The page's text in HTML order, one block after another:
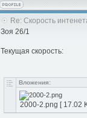
Re: Скорость
Зоя 26/1
Текущая скорость:
Вложения:
2000-2.png [ 17.02